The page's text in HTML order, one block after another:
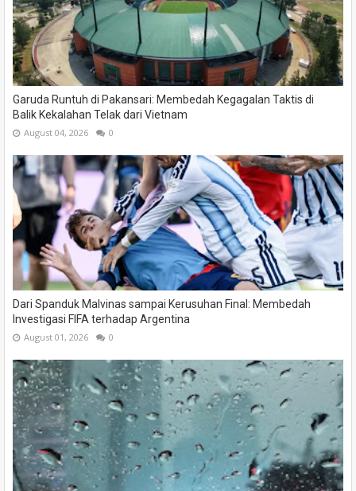
Garuda Runtuh di Pakansari: Membedah Kegagalan Taktis di
Balik Kekalahan Telak dari Vietnam
August 04, 2026 0
Dari Spanduk Malvinas sampai Kerusuhan Final: Membedah
Investigasi FIFA terhadap Argentina
August 01, 2026 0